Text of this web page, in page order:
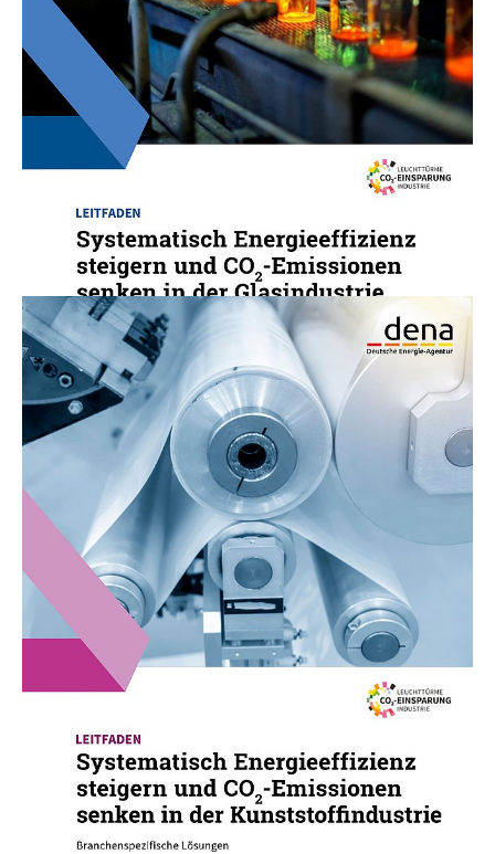
01.04.23 PUBLIKATION
Systematisch Energieeffizienz steigern und
CO2-Emissionen senken in der
Glasindustrie
Das dena-Projekt "Leuchttürme CO2-Einsparung
in der Industrie" zeigt für vier relevante Branchen
Wege zur CO2-Reduktion auf.
01.02.22 PUBLIKATION
Systematisch Energieeffizienz steigern und
CO2-Emissionen senken in der
Kunststoffindustrie
Herstellungsprozesse in der Kunststoffindustrie
energieeffizient gestalten
Energieeffizienzmaßnahmen in Unternehmen
können einen wesentlichen Beitrag zum
Erreichen der Klimaschutzziele im...